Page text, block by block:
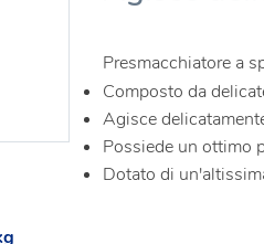
Presmacchiatore a
Composto da
Agisce
Possiede un ottimo
Dotato di